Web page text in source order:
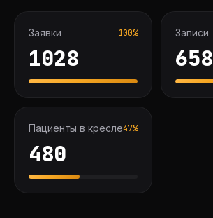
Заявки 100%
1028
Записи
658
Пациенты в кресле47%
480